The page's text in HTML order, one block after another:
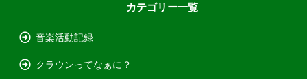
カテゴリー一覧
音楽活動記録
クラウンってなぁに？